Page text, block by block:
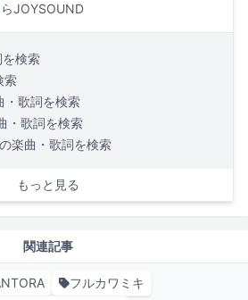
JOYSOUND
検索
索
・歌詞を検索
・歌詞を検索
の楽曲・歌詞を検索
もっと見る
関連記事
フルカワミキ